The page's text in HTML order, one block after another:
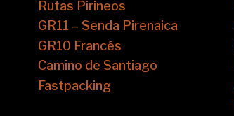
Rutas Pirineos
GR11 – Senda Pirenaica
GR10 Francés
Camino de Santiago
Fastpacking